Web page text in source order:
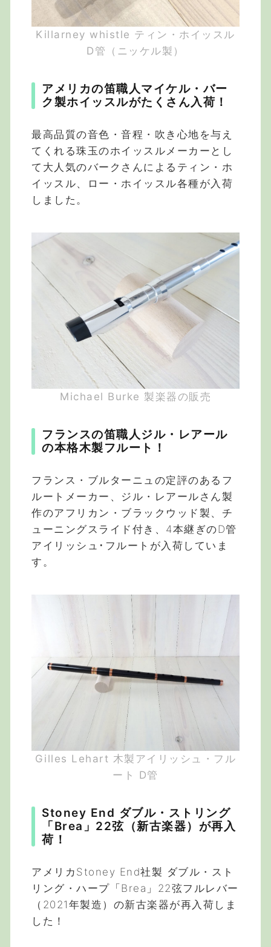
Killarney whistle ティン・ホイッスル
D管（ニッケル製）
アメリカの笛職人マイケル・バー
ク製ホイッスルがたくさん入荷！
最高品質の音色・音程・吹き心地を与え
てくれる珠玉のホイッスルメーカーとし
て大人気のバークさんによるティン・ホ
イッスル、ロー・ホイッスル各種が入荷
しました。
Michael Burke 製楽器の販売
フランスの笛職人ジル・レアール
の本格木製フルート！
フランス・ブルターニュの定評のあるフ
ルートメーカー、ジル・レアールさん製
作のアフリカン・ブラックウッド製、チ
ューニングスライド付き、4本継ぎのD管
アイリッシュ･フルートが入荷していま
す。
Gilles Lehart 木製アイリッシュ・フル
ート D管
Stoney End ダブル・ストリング
「Brea」22弦（新古楽器）が再入
荷！
アメリカStoney End社製 ダブル・スト
リング・ハープ「Brea」22弦フルレバー
（2021年製造）の新古楽器が再入荷しま
した！